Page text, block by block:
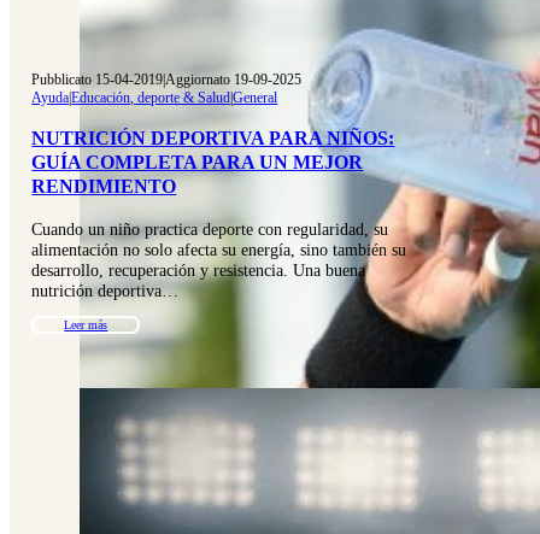
Pubblicato 15-04-2019|Aggiornato 19-09-2025
Ayuda|Educación, deporte & Salud|General
NUTRICIÓN DEPORTIVA PARA NIÑOS:
GUÍA COMPLETA PARA UN MEJOR
RENDIMIENTO
Cuando un niño practica deporte con regularidad, su
alimentación no solo afecta su energía, sino también su
desarrollo, recuperación y resistencia. Una buena
nutrición deportiva…
Leer más